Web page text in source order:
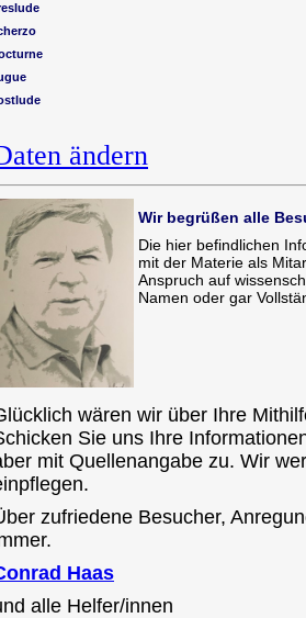
ändern
Wir begrüßen alle
Die hier befindlichen
mit der Materie als
Anspruch auf
Namen oder gar
wären wir über Ihre
Sie uns Ihre
mit Quellenangabe zu. Wir
zufriedene Besucher,
Haas
alle Helfer/innen